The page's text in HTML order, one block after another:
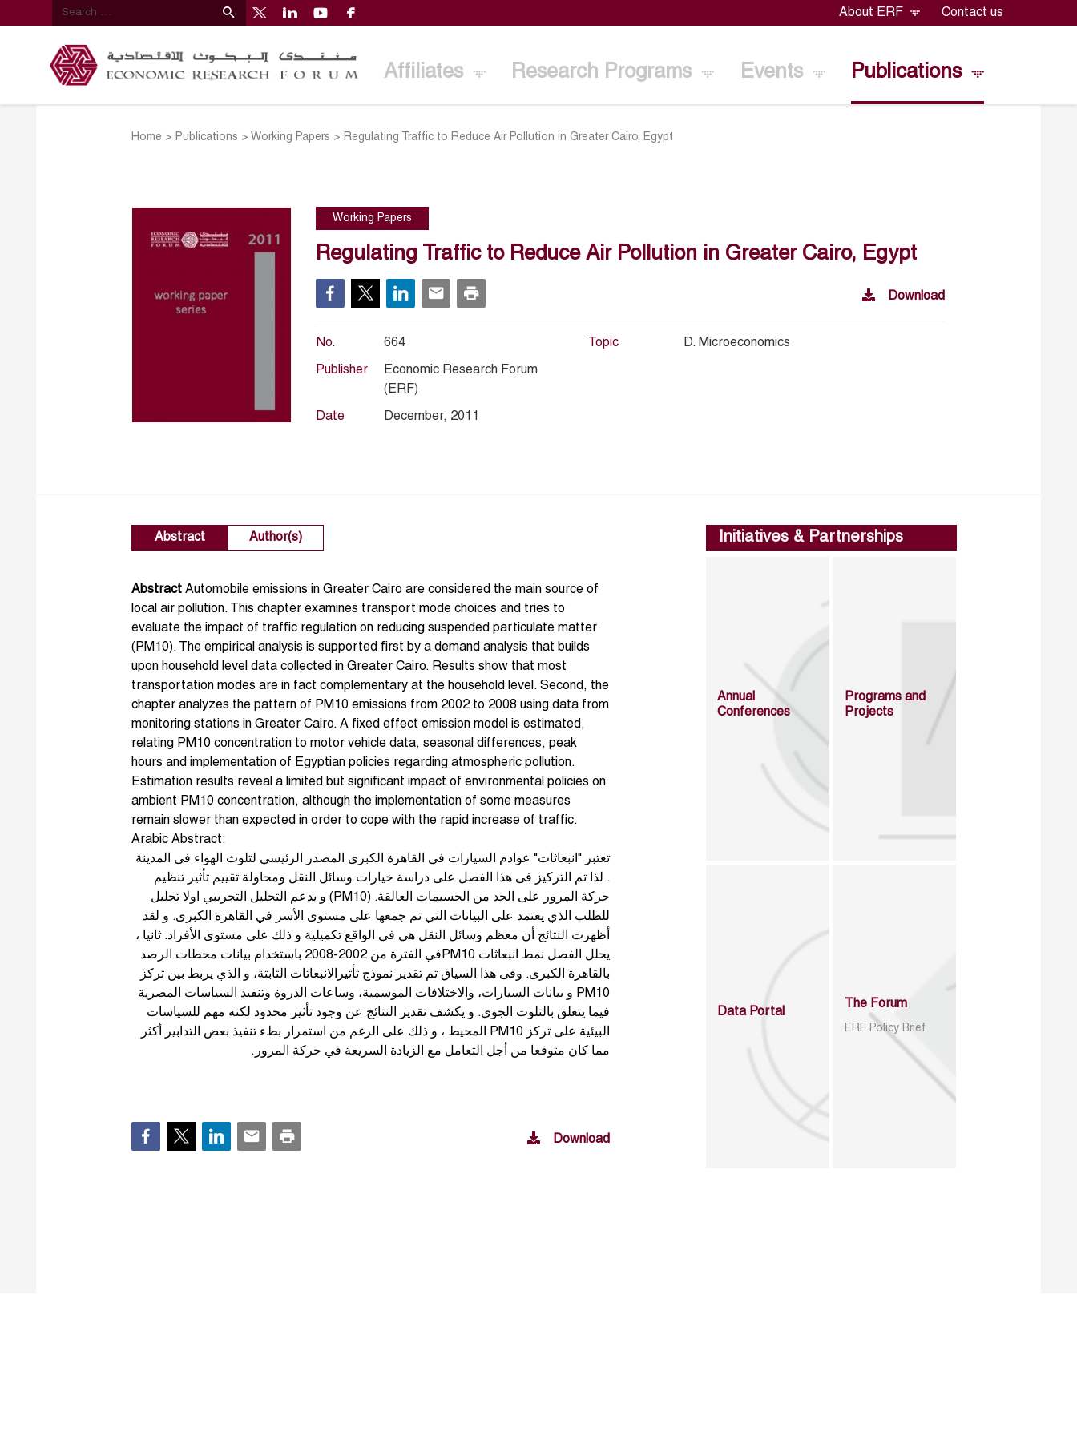
About ERF Contact us
Affiliates Research Programs Events Publications
Home > Publications >Working Papers > Regulating Traffic to Reduce Air Pollution in Greater Cairo, Egypt
Working Papers
Regulating Traffic to Reduce Air Pollution in Greater Cairo, Egypt
Download
No. 664
Publisher
Economic Research Forum
(ERF)
Date December, 2011
Topic D. Microeconomics
Abstract Author(s)
Abstract Automobile emissions in Greater Cairo are considered the main source of
local air pollution. This chapter examines transport mode choices and tries to
evaluate the impact of traffic regulation on reducing suspended particulate matter
(PM10). The empirical analysis is supported first by a demand analysis that builds
upon household level data collected in Greater Cairo. Results show that most
transportation modes are in fact complementary at the household level. Second, the
chapter analyzes the pattern of PM10 emissions from 2002 to 2008 using data from
monitoring stations in Greater Cairo. A fixed effect emission model is estimated,
relating PM10 concentration to motor vehicle data, seasonal differences, peak
hours and implementation of Egyptian policies regarding atmospheric pollution.
Estimation results reveal a limited but significant impact of environmental policies on
ambient PM10 concentration, although the implementation of some measures
remain slower than expected in order to cope with the rapid increase of traffic.
Arabic Abstract:
تعتبر "انبعاثات" عوادم السيارات في القاهرة الكبرى المصدر الرئيسي لتلوث الهواء فى المدينة
. لذا تم التركيز فى هذا الفصل على دراسة خيارات وسائل النقل ومحاولة تقييم تأثير تنظيم
حركة المرور على الحد من الجسيمات العالقة. (PM10) و يدعم التحليل التجريبي اولا تحليل
للطلب الذي يعتمد على البيانات التي تم جمعها على مستوى الأسر في القاهرة الكبرى. و لقد
أظهرت النتائج أن معظم وسائل النقل هي في الواقع تكميلية و ذلك على مستوى الأفراد. ثانيا ،
يحلل الفصل نمط انبعاثات PM10في الفترة من 2002-2008 باستخدام بيانات محطات الرصد
بالقاهرة الكبرى. وفى هذا السياق تم تقدير نموذج تأثيرالانبعاثات الثابتة، و الذي يربط بين تركز
PM10 و بيانات السيارات، والاختلافات الموسمية، وساعات الذروة وتنفيذ السياسات المصرية
فيما يتعلق بالتلوث الجوي. و يكشف تقدير النتائج عن وجود تأثير محدود لكنه مهم للسياسات
البيئية على تركز PM10 المحيط ، و ذلك على الرغم من استمرار بطء تنفيذ بعض التدابير أكثر
مما كان متوقعا من أجل التعامل مع الزيادة السريعة في حركة المرور.
Download
Initiatives & Partnerships
Annual
Conferences
Programs and
Projects
Data Portal
The Forum
ERF Policy Brief